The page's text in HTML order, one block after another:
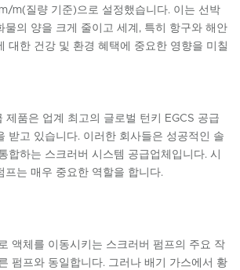
m(질량 기준)으로 설정했습니다. 이는 선박
물의 양을 크게 줄이고 세계, 특히 항구와 해안
대한 건강 및 환경 혜택에 중요한 영향을 미칠
제품은 업계 최고의 글로벌 턴키 EGCS 공급
받고 있습니다. 이러한 회사들은 성공적인 솔
합하는 스크러버 시스템 공급업체입니다. 시
프는 매우 중요한 역할을 합니다.
액체를 이동시키는 스크러버 펌프의 주요 작
펌프와 동일합니다. 그러나 배기 가스에서 황